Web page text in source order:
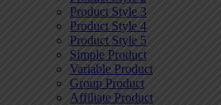
Product Style 3
Product Style 4
Product Style 5
Simple Product
Variable Product
Group Product
Affiliate Product